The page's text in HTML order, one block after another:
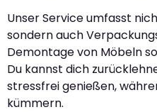
Unser Service umfasst
sondern auch
Demontage von Möbeln
Du kannst dich
stressfrei genießen,
kümmern.